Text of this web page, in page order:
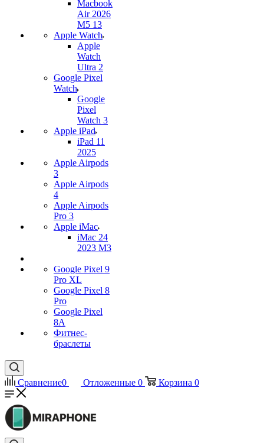
Macbook
Air 2026
M5 13
Apple Watch
Apple
Watch
Ultra 2
Google Pixel
Watch
Google
Pixel
Watch 3
Apple iPad
iPad 11
2025
Apple Airpods
3
Apple Airpods
4
Apple Airpods
Pro 3
Apple iMac
iMac 24
2023 M3
Google Pixel 9
Pro XL
Google Pixel 8
Pro
Google Pixel
8A
Фитнес-
браслеты
Сравнение0 Отложенные 0 Корзина 0